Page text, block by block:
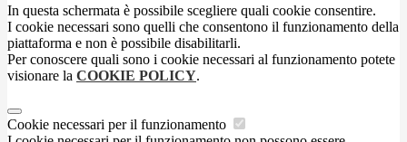
In questa schermata è possibile scegliere quali cookie consentire.
I cookie necessari sono quelli che consentono il funzionamento della
piattaforma e non è possibile disabilitarli.
Per conoscere quali sono i cookie necessari al funzionamento potete
visionare la COOKIE POLICY.
Cookie necessari per il funzionamento